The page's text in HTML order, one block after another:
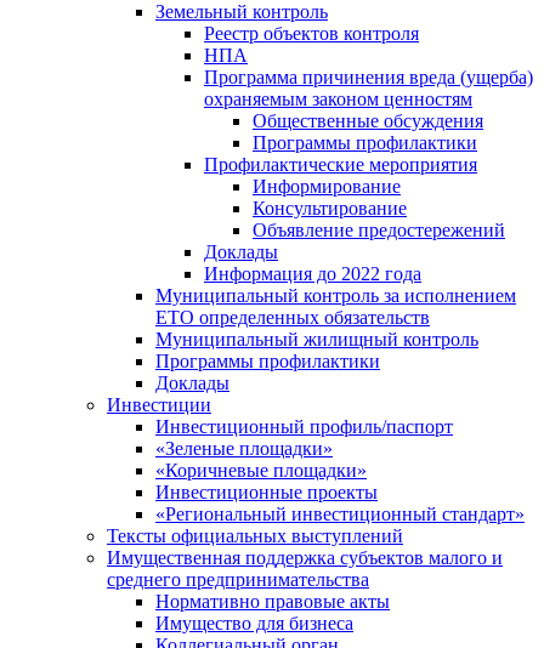
Земельный контроль
Реестр объектов контроля
НПА
Программа причинения вреда (ущерба)
охраняемым законом ценностям
Общественные обсуждения
Программы профилактики
Профилактические мероприятия
Информирование
Консультирование
Объявление предостережений
Доклады
Информация до 2022 года
Муниципальный контроль за исполнением
ЕТО определенных обязательств
Муниципальный жилищный контроль
Программы профилактики
Доклады
Инвестиции
Инвестиционный профиль/паспорт
«Зеленые площадки»
«Коричневые площадки»
Инвестиционные проекты
«Региональный инвестиционный стандарт»
Тексты официальных выступлений
Имущественная поддержка субъектов малого и
среднего предпринимательства
Нормативно правовые акты
Имущество для бизнеса